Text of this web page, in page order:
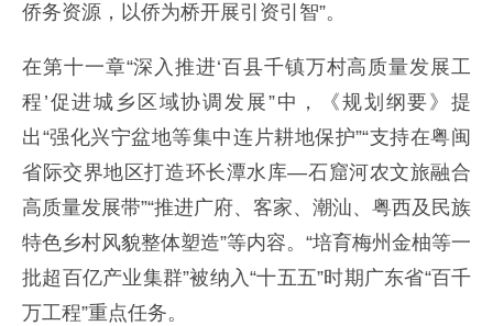
侨务资源，以侨为桥开展引资引智”。
在第十一章“深入推进‘百县千镇万村高质量发展工
程’促进城乡区域协调发展”中，《规划纲要》提
出“强化兴宁盆地等集中连片耕地保护”“支持在粤闽
省际交界地区打造环长潭水库—石窟河农文旅融合
高质量发展带”“推进广府、客家、潮汕、粤西及民族
特色乡村风貌整体塑造”等内容。“培育梅州金柚等一
批超百亿产业集群”被纳入“十五五”时期广东省“百千
万工程”重点任务。